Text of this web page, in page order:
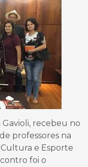
recebeu no
professores na
e Esporte
foi o